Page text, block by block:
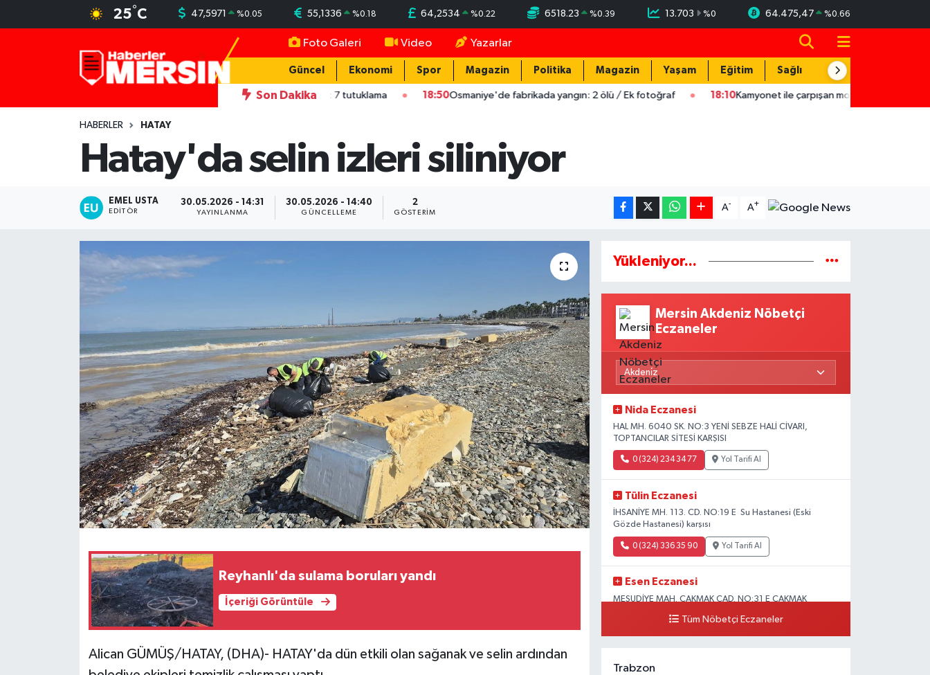
25°C 47,5971 %0.05 55,1336 %0.18 64,2534 %0.22 6518.23 %0.39 13.703 %0 64.475,47 %0.66
Foto Galeri Video Yazarlar
Güncel Ekonomi Spor Magazin Politika Magazin Yaşam Eğitim Sağlık Teknoloji
Son Dakika
Antalya'da fuhşa aracılık operasyonu: 7 tutuklama 18:50Osmaniye'de fabrikada yangın: 2 ölü / Ek fotoğraf 18:10Kamyonet ile çarpışan motosikletin sürücüsü
HABERLER HATAY
Hatay'da selin izleri siliniyor
EMEL USTA
EDITÖR
30.05.2026 - 14:31
YAYINLANMA
30.05.2026 - 14:40
GÜNCELLEME
2
GÖSTERIM
A- A+
Reyhanlı'da sulama boruları yandı
İçeriği Görüntüle
Alican GÜMÜŞ/HATAY, (DHA)- HATAY'da dün etkili olan sağanak ve selin ardından
Yükleniyor...
Mersin Akdeniz Nöbetçi
Eczaneler
Nida Eczanesi
HAL MH. 6040 SK. NO:3 YENİ SEBZE HALİ CİVARI,
TOPTANCILAR SİTESİ KARŞISI
0 (324) 234 34 77 Yol Tarifi Al
Tülin Eczanesi
İHSANİYE MH. 113. CD. NO:19 E Su Hastanesi (Eski
Gözde Hastanesi) karşısı
0 (324) 336 35 90 Yol Tarifi Al
Esen Eczanesi
MESUDİYE MAH. ÇAKMAK CAD. NO:31 E ÇAKMAK
Tüm Nöbetçi Eczaneler
Trabzon
Mersin Nöbetçi Eczaneler
Mersin Hava Durumu
Mersin Trafik Yoğunluk Haritası
Süper Lig Puan Durumu ve Fikstür
Tüm Manşetler